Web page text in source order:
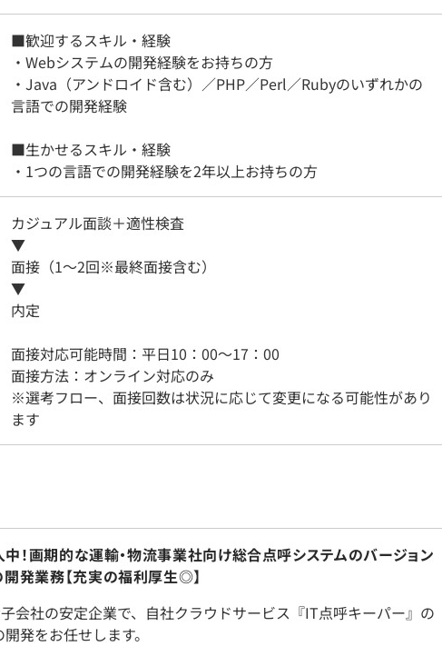
■歓迎するスキル・経験
・Webシステムの開発経験をお持ちの方
・Java（アンドロイド含む）／PHP／Perl／Rubyのいずれかの
言語での開発経験
■生かせるスキル・経験
・1つの言語での開発経験を2年以上お持ちの方
カジュアル面談＋適性検査
▼
面接（1～2回※最終面接含む）
▼
内定
面接対応可能時間：平日10：00～17：00
面接方法：オンライン対応のみ
※選考フロー、面接回数は状況に応じて変更になる可能性があり
ます
！画期的な運輸・物流事業社向け総合点呼システムのバージョン
発業務【充実の福利厚生◎】
会社の安定企業で、自社クラウドサービス『IT点呼キーパー』の
発をお任せします。